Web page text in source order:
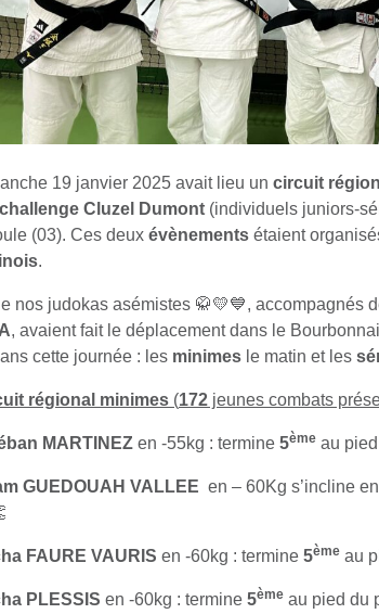
19 janvier 2025 avait lieu un circuit
Cluzel Dumont (individuels juniors-
(03). Ces deux évènements étaient
.
nos judokas asémistes 🥋💛💙, accompagnés
, avaient fait le déplacement dans le
cette journée : les minimes le matin et les
régional minimes (172 jeunes combats
MARTINEZ en -55kg : termine 5ème au
GUEDOUAH VALLEE en – 60Kg s’incline
FAURE VAURIS en -60kg : termine 5ème au
PLESSIS en -60kg : termine 5ème au pied du